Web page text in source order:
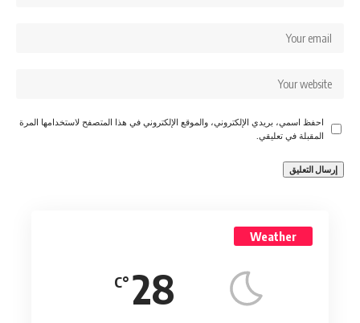
احفظ اسمي، بريدي الإلكتروني، والموقع الإلكتروني في هذا المتصفح لاستخدامها المرة
المقبلة في تعليقي.
Weather
28
°C